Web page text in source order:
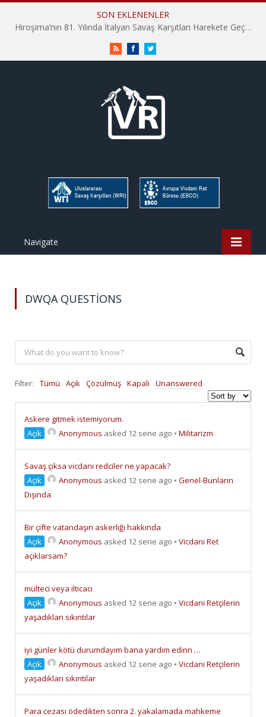
SON EKLENENLER
Hiroşima’nın 81. Yılında İtalyan Savaş Karşıtları Harekete Geçti: “Hatırlamak yeterli değil”
RSS FacebookTwitter
Navigate
DWQA QUESTIONS
Filter: Tümü Açık Çözülmüş Kapalı Unanswered
Askere gitmek istemiyorum.
Açık
Anonymous asked 12 sene ago • Militarizm
Savaş çıksa vicdani redciler ne yapacak?
Açık
Anonymous asked 12 sene ago • Genel-Bunların
Dışında
Bir çifte vatandaşın askerliği hakkında
Açık
Anonymous asked 12 sene ago • Vicdani Ret
açıklarsam?
mülteci veya ilticacı
Açık
Anonymous asked 12 sene ago • Vicdani Retçilerin
yaşadıkları sıkıntılar
iyi günler kötü durumdayım bana yardım edinn …
Açık
Anonymous asked 12 sene ago • Vicdani Retçilerin
yaşadıkları sıkıntılar
Para cezası ödedikten sonra 2. yakalamada mahkeme